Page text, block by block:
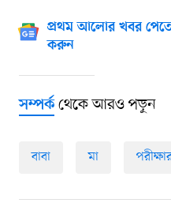
প্রথম আলোর খবর
করুন
সম্পর্কথেকে আরও পড়ুন
বাবা মা